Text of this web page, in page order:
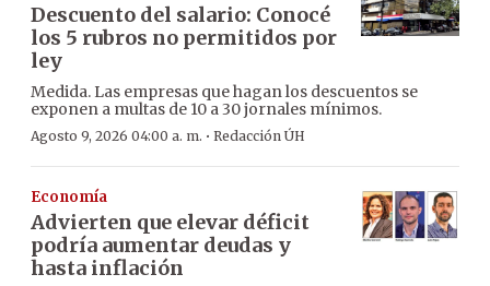
Descuento del salario: Conocé
los 5 rubros no permitidos por
ley
Medida. Las empresas que hagan los descuentos se
exponen a multas de 10 a 30 jornales mínimos.
Agosto 9, 2026 04:00 a. m. · Redacción ÚH
Economía
Advierten que elevar déficit
podría aumentar deudas y
hasta inflación